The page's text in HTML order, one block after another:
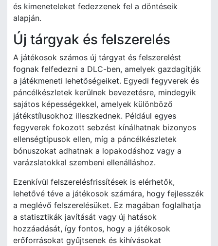
és kimeneteleket fedezzenek fel a döntéseik
alapján.
Új tárgyak és felszerelés
A játékosok számos új tárgyat és felszerelést
fognak felfedezni a DLC-ben, amelyek gazdagítják
a játékmeneti lehetőségeiket. Egyedi fegyverek és
páncélkészletek kerülnek bevezetésre, mindegyik
sajátos képességekkel, amelyek különböző
játékstílusokhoz illeszkednek. Például egyes
fegyverek fokozott sebzést kínálhatnak bizonyos
ellenségtípusok ellen, míg a páncélkészletek
bónuszokat adhatnak a lopakodáshoz vagy a
varázslatokkal szembeni ellenálláshoz.
Ezenkívül felszerelésfrissítések is elérhetők,
lehetővé téve a játékosok számára, hogy fejlesszék
a meglévő felszerelésüket. Ez magában foglalhatja
a statisztikák javítását vagy új hatások
hozzáadását, így fontos, hogy a játékosok
erőforrásokat gyűjtsenek és kihívásokat